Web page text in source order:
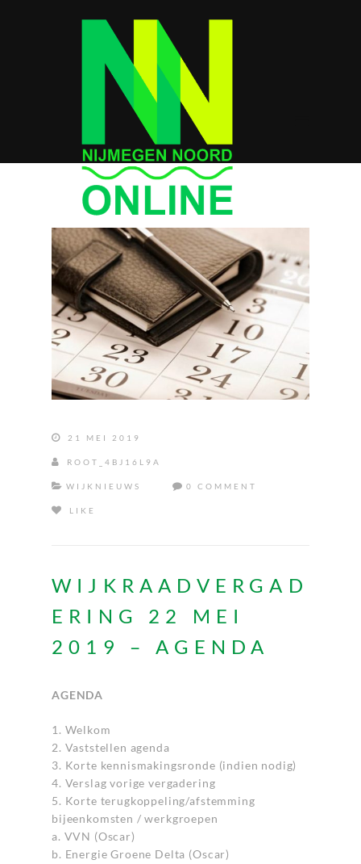
21 MEI 2019
ROOT_4BJ16L9A
WIJKNIEUWS 0 COMMENT
LIKE
WIJKRAADVERGAD
ERING 22 MEI
2019 – AGENDA
AGENDA
1. Welkom
2. Vaststellen agenda
3. Korte kennismakingsronde (indien nodig)
4. Verslag vorige vergadering
5. Korte terugkoppeling/afstemming
bijeenkomsten / werkgroepen
a. VVN (Oscar)
b. Energie Groene Delta (Oscar)